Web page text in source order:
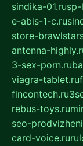
sindika-01.ru
e-abis-1-c.ru
store-
antenna-
3-sex-porn.ru
viagra-tablet.ru
fincontech.ru
rebus-toys.ru
seo-
card-voice.ru